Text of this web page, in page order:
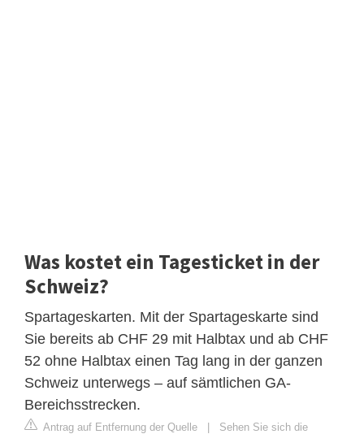
Was kostet ein Tagesticket in der
Schweiz?
Spartageskarten. Mit der Spartageskarte sind
Sie bereits ab CHF 29 mit Halbtax und ab CHF
52 ohne Halbtax einen Tag lang in der ganzen
Schweiz unterwegs – auf sämtlichen GA-
Bereichsstrecken.
Antrag auf Entfernung der Quelle | Sehen Sie sich die